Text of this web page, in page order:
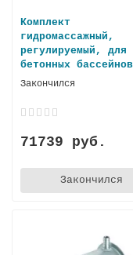
Комплект
гидромассажный,
регулируемый, для
бетонных бассейнов
Закончился
71739 руб.
Закончился